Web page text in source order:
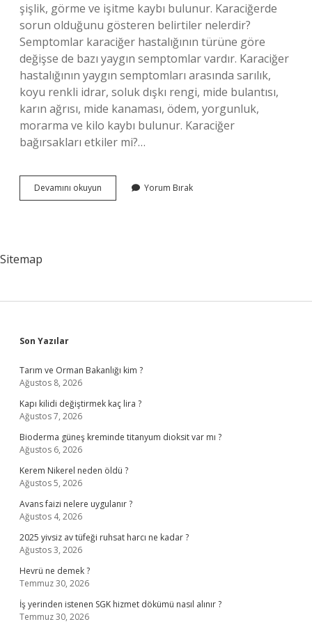
şişlik, görme ve işitme kaybı bulunur. Karaciğerde
sorun olduğunu gösteren belirtiler nelerdir?
Semptomlar karaciğer hastalığının türüne göre
değişse de bazı yaygın semptomlar vardır. Karaciğer
hastalığının yaygın semptomları arasında sarılık,
koyu renkli idrar, soluk dışkı rengi, mide bulantısı,
karın ağrısı, mide kanaması, ödem, yorgunluk,
morarma ve kilo kaybı bulunur. Karaciğer
bağırsakları etkiler mi?…
Devamını okuyun Karaciğer
Rahatsızlığı
Yorum Bırak
Sitemap
Sidebar
Son Yazılar
Tarım ve Orman Bakanlığı kim ?
Ağustos 8, 2026
Kapı kilidi değiştirmek kaç lira ?
Ağustos 7, 2026
Bioderma güneş kreminde titanyum dioksit var mı ?
Ağustos 6, 2026
Kerem Nikerel neden öldü ?
Ağustos 5, 2026
Avans faizi nelere uygulanır ?
Ağustos 4, 2026
2025 yivsiz av tüfeği ruhsat harcı ne kadar ?
Ağustos 3, 2026
Hevrü ne demek ?
Temmuz 30, 2026
İş yerinden istenen SGK hizmet dökümü nasıl alınır ?
Temmuz 30, 2026